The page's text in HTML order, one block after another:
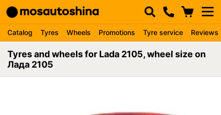
Catalog Tyres Wheels Promotions Tyre service Reviews
Tyres and wheels for Lada 2105, wheel size on
Лада 2105